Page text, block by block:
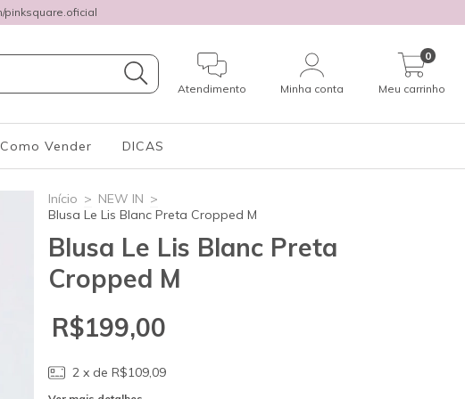
pinksquare.oficial
Atendimento Minha conta Meu carrinho
0
Como Vender DICAS
Início > NEW IN >
Blusa Le Lis Blanc Preta Cropped M
Blusa Le Lis Blanc Preta
Cropped M
R$199,00
2 x de R$109,09